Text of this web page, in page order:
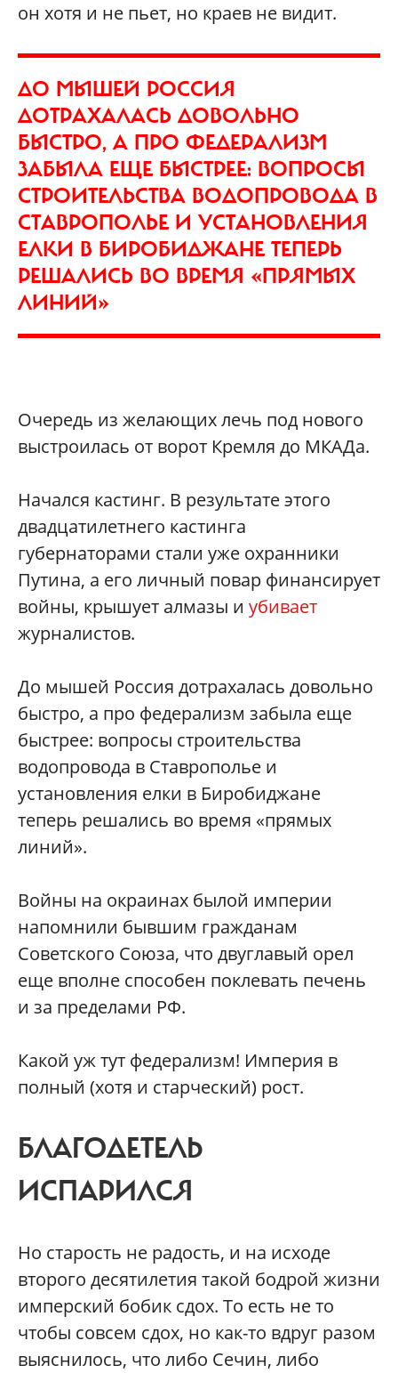
он хотя и не пьет, но краев не видит.
ДО МЫШЕЙ РОССИЯ
ДОТРАХАЛАСЬ ДОВОЛЬНО
БЫСТРО, А ПРО ФЕДЕРАЛИЗМ
ЗАБЫЛА ЕЩЕ БЫСТРЕЕ: ВОПРОСЫ
СТРОИТЕЛЬСТВА ВОДОПРОВОДА В
СТАВРОПОЛЬЕ И УСТАНОВЛЕНИЯ
ЕЛКИ В БИРОБИДЖАНЕ ТЕПЕРЬ
РЕШАЛИСЬ ВО ВРЕМЯ «ПРЯМЫХ
ЛИНИЙ»
Очередь из желающих лечь под нового
выстроилась от ворот Кремля до МКАДа.
Начался кастинг. В результате этого
двадцатилетнего кастинга
губернаторами стали уже охранники
Путина, а его личный повар финансирует
войны, крышует алмазы и убивает
журналистов.
До мышей Россия дотрахалась довольно
быстро, а про федерализм забыла еще
быстрее: вопросы строительства
водопровода в Ставрополье и
установления елки в Биробиджане
теперь решались во время «прямых
линий».
Войны на окраинах былой империи
напомнили бывшим гражданам
Советского Союза, что двуглавый орел
еще вполне способен поклевать печень
и за пределами РФ.
Какой уж тут федерализм! Империя в
полный (хотя и старческий) рост.
БЛАГОДЕТЕЛЬ
ИСПАРИЛСЯ
Но старость не радость, и на исходе
второго десятилетия такой бодрой жизни
имперский бобик сдох. То есть не то
чтобы совсем сдох, но как-то вдруг разом
выяснилось, что либо Сечин, либо